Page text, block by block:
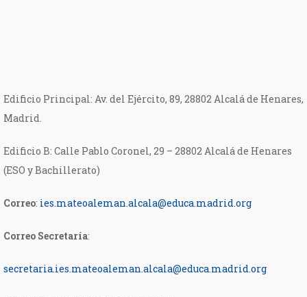
Edificio Principal: Av. del Ejército, 89, 28802 Alcalá de Henares,
Madrid.
Edificio B: Calle Pablo Coronel, 29 – 28802 Alcalá de Henares
(ESO y Bachillerato)
Correo: ies.mateoaleman.alcala@educa.madrid.org
Correo Secretaría:
secretaria.ies.mateoaleman.alcala@educa.madrid.org